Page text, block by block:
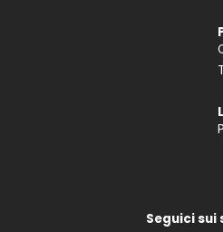
Seguici sui